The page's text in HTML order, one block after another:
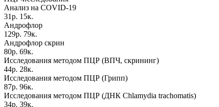
Анализ на COVID-19
31р. 15к.
Андрофлор
129р. 79к.
Андрофлор скрин
80р. 69к.
Исследования методом ПЦР (ВПЧ, скрининг)
44р. 28к.
Исследования методом ПЦР (Грипп)
87р. 96к.
Исследования методом ПЦР (ДНК Chlamydia trachomatis)
34р. 39к.